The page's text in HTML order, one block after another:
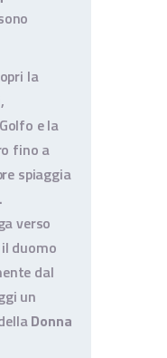
la
e la
fino a
spiaggia
verso
duomo
dal
un
Donna